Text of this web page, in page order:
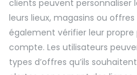
clients peuvent
leurs lieux, magasins ou
également vérifier leur
compte. Les utilisateurs
types d’offres qu’ils